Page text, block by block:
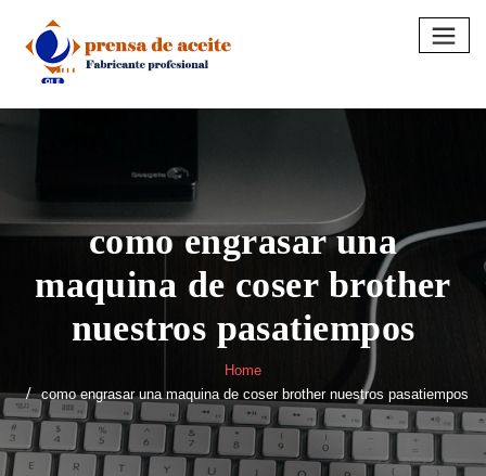
content
como engrasar una
maquina de coser brother
nuestros pasatiempos
Home
como engrasar una maquina de coser brother nuestros pasatiempos